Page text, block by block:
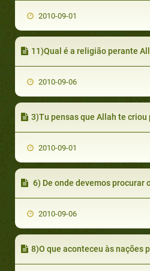
2010-09-01
11)Qual é a religião perante
2010-09-06
3)Tu pensas que Allah te criou por
2010-09-01
6) De onde devemos procurar
2010-09-06
8)O que aconteceu às nações